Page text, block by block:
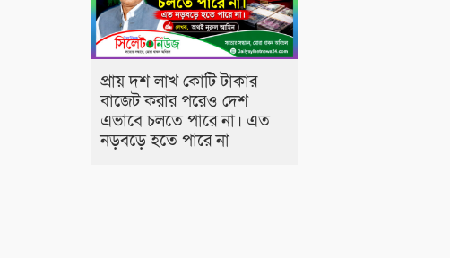
প্রায় দশ লাখ কোটি টাকার
বাজেট করার পরেও দেশ
এভাবে চলতে পারে না। এত
নড়বড়ে হতে পারে না